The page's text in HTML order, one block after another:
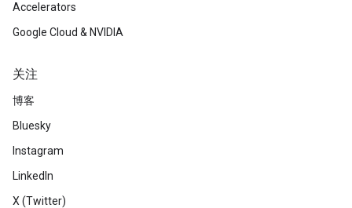
Accelerators
Google Cloud & NVIDIA
关注
博客
Bluesky
Instagram
LinkedIn
X (Twitter)